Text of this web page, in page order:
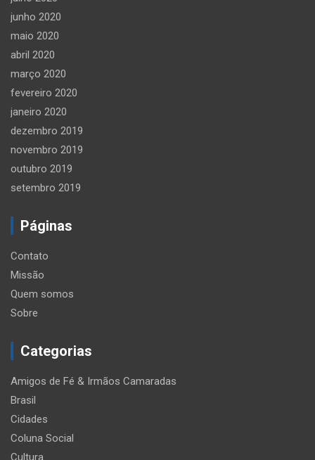
junho 2020
maio 2020
abril 2020
março 2020
fevereiro 2020
janeiro 2020
dezembro 2019
novembro 2019
outubro 2019
setembro 2019
Páginas
Contato
Missão
Quem somos
Sobre
Categorias
Amigos de Fé & Irmãos Camaradas
Brasil
Cidades
Coluna Social
Cultura